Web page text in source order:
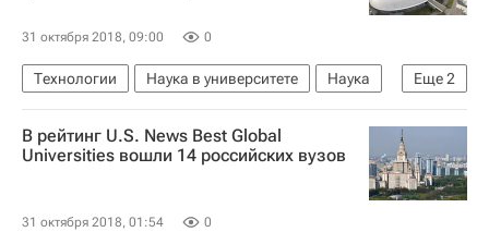
31 октября 2018, 09:00 0
Еще2
Технологии Наука в университете
Наука
Санкт-Петербургский политехнический университет Петра Великого
Университетская наука
В рейтинг U.S. News Best Global
Universities вошли 14 российских вузов
31 октября 2018, 01:54 0